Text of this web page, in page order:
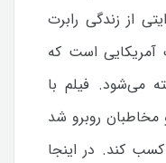
از زندگی رابرت
آمریکایی است که
می‌شود. فیلم با
مخاطبان روبرو شد
کند. در اینجا